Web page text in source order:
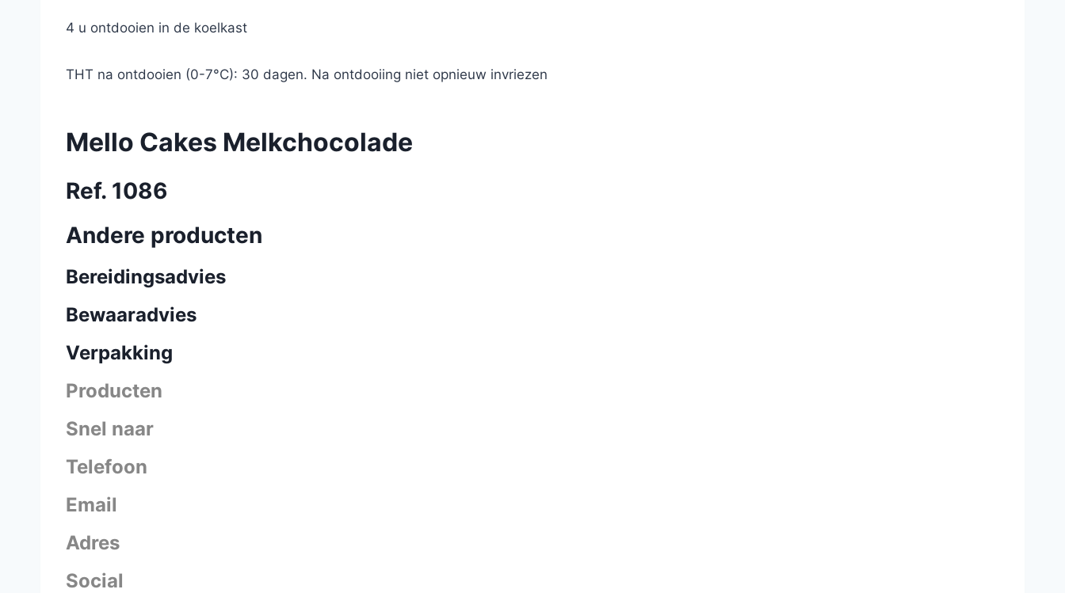
4 u ontdooien in de koelkast
THT na ontdooien (0-7°C): 30 dagen. Na ontdooiing niet opnieuw invriezen
Mello Cakes Melkchocolade
Ref. 1086
Andere producten
Bereidingsadvies
Bewaaradvies
Verpakking
Producten
Snel naar
Telefoon
Email
Adres
Social